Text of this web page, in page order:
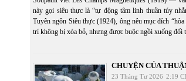
này gọi siêu thực là “tự động tâm linh thuần túy
Tuyên ngôn Siêu thực (1924), ông nêu mục đích
trí không bị xóa bỏ, nhưng được buộc ngồi xuống đối
CHUYỆN CỦA
23 Tháng Tư 2026 2:19